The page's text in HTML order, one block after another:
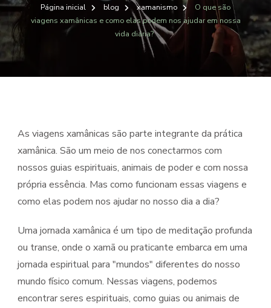
Página inicial blog xamanismo
O que são
viagens xamânicas e como elas podem nos ajudar em nossa
vida diária?
As viagens xamânicas são parte integrante da prática
xamânica. São um meio de nos conectarmos com
nossos guias espirituais, animais de poder e com nossa
própria essência. Mas como funcionam essas viagens e
como elas podem nos ajudar no nosso dia a dia?
Uma jornada xamânica é um tipo de meditação profunda
ou transe, onde o xamã ou praticante embarca em uma
jornada espiritual para "mundos" diferentes do nosso
mundo físico comum. Nessas viagens, podemos
encontrar seres espirituais, como guias ou animais de